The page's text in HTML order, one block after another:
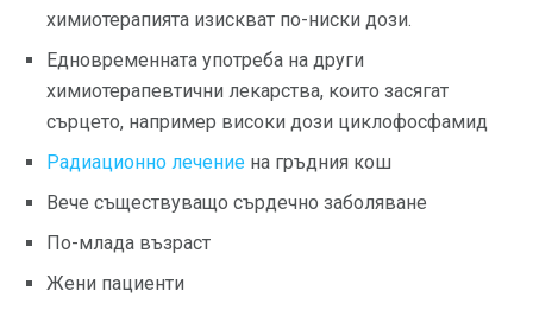
химиотерапията изискват по-ниски дози.
Едновременната употреба на други
химиотерапевтични лекарства, които засягат
сърцето, например високи дози циклофосфамид
Радиационно лечение на гръдния кош
Вече съществуващо сърдечно заболяване
По-млада възраст
Жени пациенти